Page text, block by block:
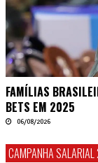
FAMÍLIAS
BETS EM 2025
06/08/2026
CAMPANHA